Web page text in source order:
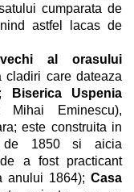
cumparata de
astfel lacas de
al orasului
cladiri care dateaza
Biserica Uspenia
Eminescu),
este construita in
de 1850 si aicia
a fost practicant
anului 1864); Casa